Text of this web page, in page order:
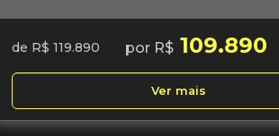
de R$ 119.890 por R$ 109.890
Ver mais